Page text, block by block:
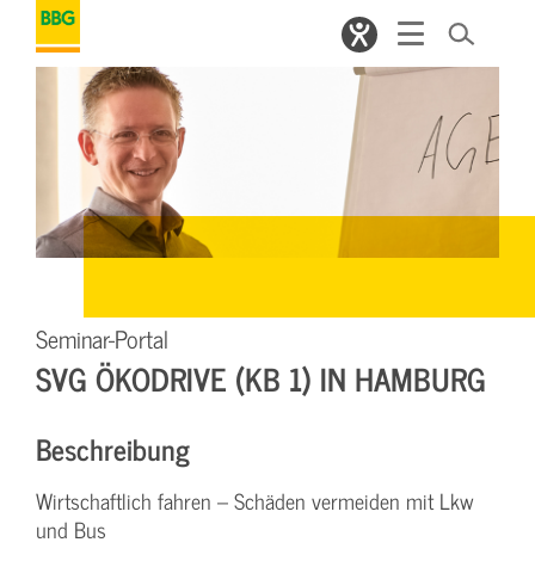
Seminar-Portal
SVG ÖKODRIVE (KB 1) IN HAMBURG
Beschreibung
Wirtschaftlich fahren – Schäden vermeiden mit Lkw
und Bus